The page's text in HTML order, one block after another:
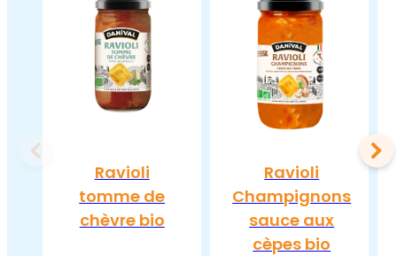
Ravioli
tomme de
chèvre bio
Ravioli
Champignons
sauce aux
cèpes bio